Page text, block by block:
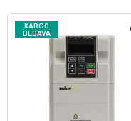
KARGO
BEDAVA